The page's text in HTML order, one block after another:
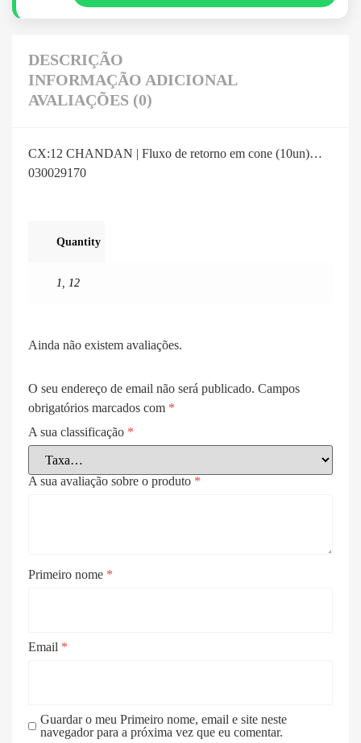
DESCRIÇÃO
INFORMAÇÃO ADICIONAL
AVALIAÇÕES (0)
CX:12 CHANDAN | Fluxo de retorno em cone (10un)…
030029170
Quantity
1, 12
Ainda não existem avaliações.
O seu endereço de email não será publicado. Campos
obrigatórios marcados com *
A sua classificação *
A sua avaliação sobre o produto *
Primeiro nome *
Email *
Guardar o meu Primeiro nome, email e site neste
navegador para a próxima vez que eu comentar.